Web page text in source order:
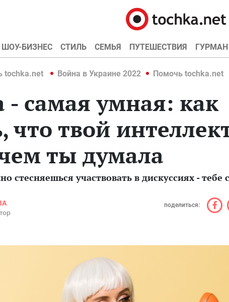
ШОУ-БИЗНЕС СТИЛЬ СЕМЬЯ ПУТЕШЕСТВИЯ ГУРМАН
tochka.net Война в Украине 2022 Помочь tochka.net
самая умная: как
что твой
ты думала
стесняешься участвовать в дискуссиях - тебе
поделиться: